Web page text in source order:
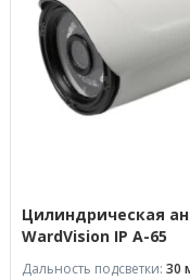
Цилиндрическая
WardVision IP A-65
Дальность подсветки: 30